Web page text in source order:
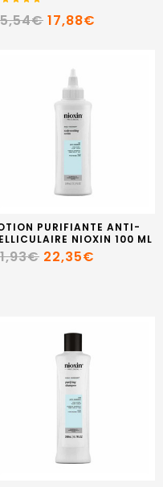
17,88€
PURIFIANTE ANTI-
NIOXIN 100 ML
22,35€